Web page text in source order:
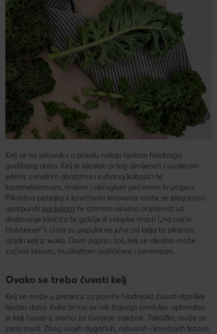
Kelj se na jelovniku u pravilu nalazi tijekom hladnoga
godišnjeg doba. Kelj je idealan prilog dimljenim i usoljenim
jelima, svinjskim obrazima i kuhanoj kobasici te
karameliziranom, malom i okruglom pečenom krumpiru.
Pikantna peteljka s kovrčavim listovima može se elegantno
upotpuniti porilukom te iznimno ukusno pripremiti uz
dodavanje klinčića te guščje ili svinjske masti („na način
Holsteiner”). Usto su popularne juhe od kelja te pikantni
azijski kelj iz woka. Osim papra i soli, kelj se idealno može
začiniti kimom, muškatnim oraščićem i pimentom.
Ovako se treba čuvati kelj
Kelj se može u pretincu za povrće hladnjaka čuvati otprilike
tjedan dana. Kako bi mu se rok trajanja produljio, optimalno
je kelj čuvati u vrećici za čuvanje svježine. Također, može se
zamrznuti. Zbog svojih dugačkih, robusnih i kovrčavih listova